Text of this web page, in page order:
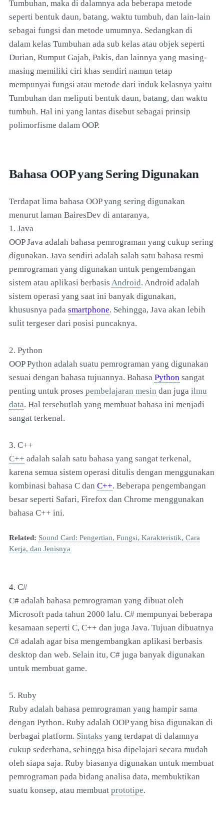
Tumbuhan, maka di dalamnya ada beberapa metode
seperti bentuk daun, batang, waktu tumbuh, dan lain-lain
sebagai fungsi dan metode umumnya. Sedangkan di
dalam kelas Tumbuhan ada sub kelas atau objek seperti
Durian, Rumput Gajah, Pakis, dan lainnya yang masing-
masing memiliki ciri khas sendiri namun tetap
mempunyai fungsi atau metode dari induk kelasnya yaitu
Tumbuhan dan meliputi bentuk daun, batang, dan waktu
tumbuh. Hal ini yang lantas disebut sebagai prinsip
polimorfisme dalam OOP.
Bahasa OOP yang Sering Digunakan
Terdapat lima bahasa OOP yang sering digunakan
menurut laman BairesDev di antaranya,
1. Java
OOP Java adalah bahasa pemrograman yang cukup sering
digunakan. Java sendiri adalah salah satu bahasa resmi
pemrograman yang digunakan untuk pengembangan
sistem atau aplikasi berbasis Android. Android adalah
sistem operasi yang saat ini banyak digunakan,
khususnya pada smartphone. Sehingga, Java akan lebih
sulit tergeser dari posisi puncaknya.
2. Python
OOP Python adalah suatu pemrograman yang digunakan
sesuai dengan bahasa tujuannya. Bahasa Python sangat
penting untuk proses pembelajaran mesin dan juga ilmu
data. Hal tersebutlah yang membuat bahasa ini menjadi
sangat terkenal.
3. C++
C++ adalah salah satu bahasa yang sangat terkenal,
karena semua sistem operasi ditulis dengan menggunakan
kombinasi bahasa C dan C++. Beberapa pengembangan
besar seperti Safari, Firefox dan Chrome menggunakan
bahasa C++ ini.
Related: Sound Card: Pengertian, Fungsi, Karakteristik, Cara
Kerja, dan Jenisnya
4. C#
C# adalah bahasa pemrograman yang dibuat oleh
Microsoft pada tahun 2000 lalu. C# mempunyai beberapa
kesamaan seperti C, C++ dan juga Java. Tujuan dibuatnya
C# adalah agar bisa mengembangkan aplikasi berbasis
desktop dan web. Selain itu, C# juga banyak digunakan
untuk membuat game.
5. Ruby
Ruby adalah bahasa pemrograman yang hampir sama
dengan Python. Ruby adalah OOP yang bisa digunakan di
berbagai platform. Sintaks yang terdapat di dalamnya
cukup sederhana, sehingga bisa dipelajari secara mudah
oleh siapa saja. Ruby biasanya digunakan untuk membuat
pemrograman pada bidang analisa data, membuktikan
suatu konsep, atau membuat prototipe.